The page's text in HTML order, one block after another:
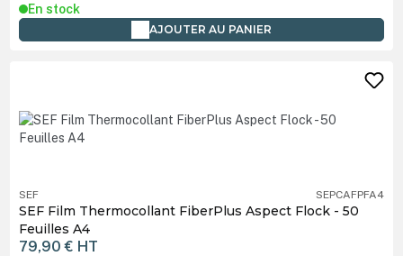
En stock
AJOUTER AU PANIER
SEF SEPCAFPFA4
SEF Film Thermocollant FiberPlus Aspect Flock - 50
Feuilles A4
79,90 € HT